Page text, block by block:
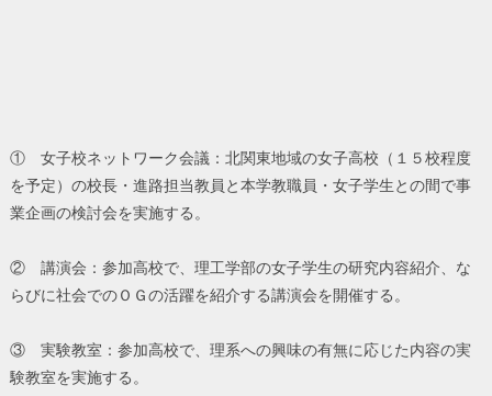
① 女子校ネットワーク会議：北関東地域の女子高校（１５校程度
を予定）の校長・進路担当教員と本学教職員・女子学生との間で事
業企画の検討会を実施する。
② 講演会：参加高校で、理工学部の女子学生の研究内容紹介、な
らびに社会でのＯＧの活躍を紹介する講演会を開催する。
③ 実験教室：参加高校で、理系への興味の有無に応じた内容の実
験教室を実施する。